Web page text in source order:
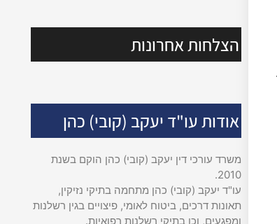
הצלחות אחרונות
אודות עו"ד יעקב (קובי) כהן
משרד עורכי דין יעקב (קובי) כהן הוקם בשנת
2010.
עו"ד יעקב (קובי) כהן מתחמה בתיקי נזיקין,
תאונות דרכים, ביטוח לאומי, פיצויים בגין רשלנות
ומפגעים, וכן בתיקי רשלנות רפואיות.